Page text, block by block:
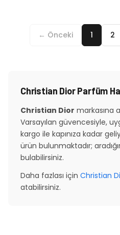
← Önceki 1 2
Christian Dior Parfüm
Christian Dior markasına
Varsayılan güvencesiyle,
kargo ile kapınıza kadar
ürün bulunmaktadır;
bulabilirsiniz.
Daha fazlası için Christian
atabilirsiniz.